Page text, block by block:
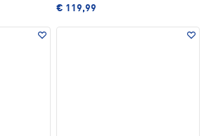
€ 119,99